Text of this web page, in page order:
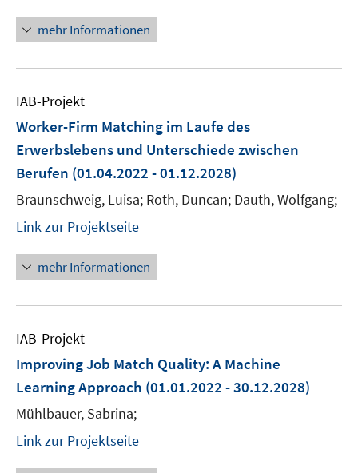
mehr Informationen
IAB-Projekt
Worker-Firm Matching im Laufe des
Erwerbslebens und Unterschiede zwischen
Berufen (01.04.2022 - 01.12.2028)
Braunschweig, Luisa; Roth, Duncan; Dauth, Wolfgang;
Link zur Projektseite
mehr Informationen
IAB-Projekt
Improving Job Match Quality: A Machine
Learning Approach (01.01.2022 - 30.12.2028)
Mühlbauer, Sabrina;
Link zur Projektseite